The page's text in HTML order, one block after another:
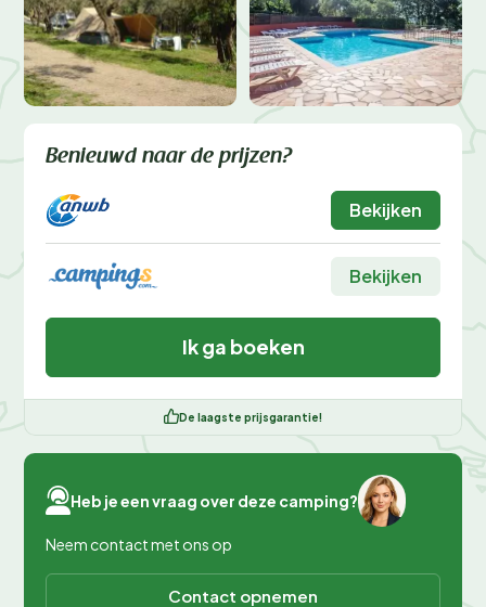
Benieuwd naar de prijzen?
Bekijken
Bekijken
Ik ga boeken
De laagste prijsgarantie!
Heb je een vraag over deze camping?
Neem contact met ons op
Contact opnemen